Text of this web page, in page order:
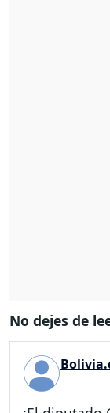
No dejes de